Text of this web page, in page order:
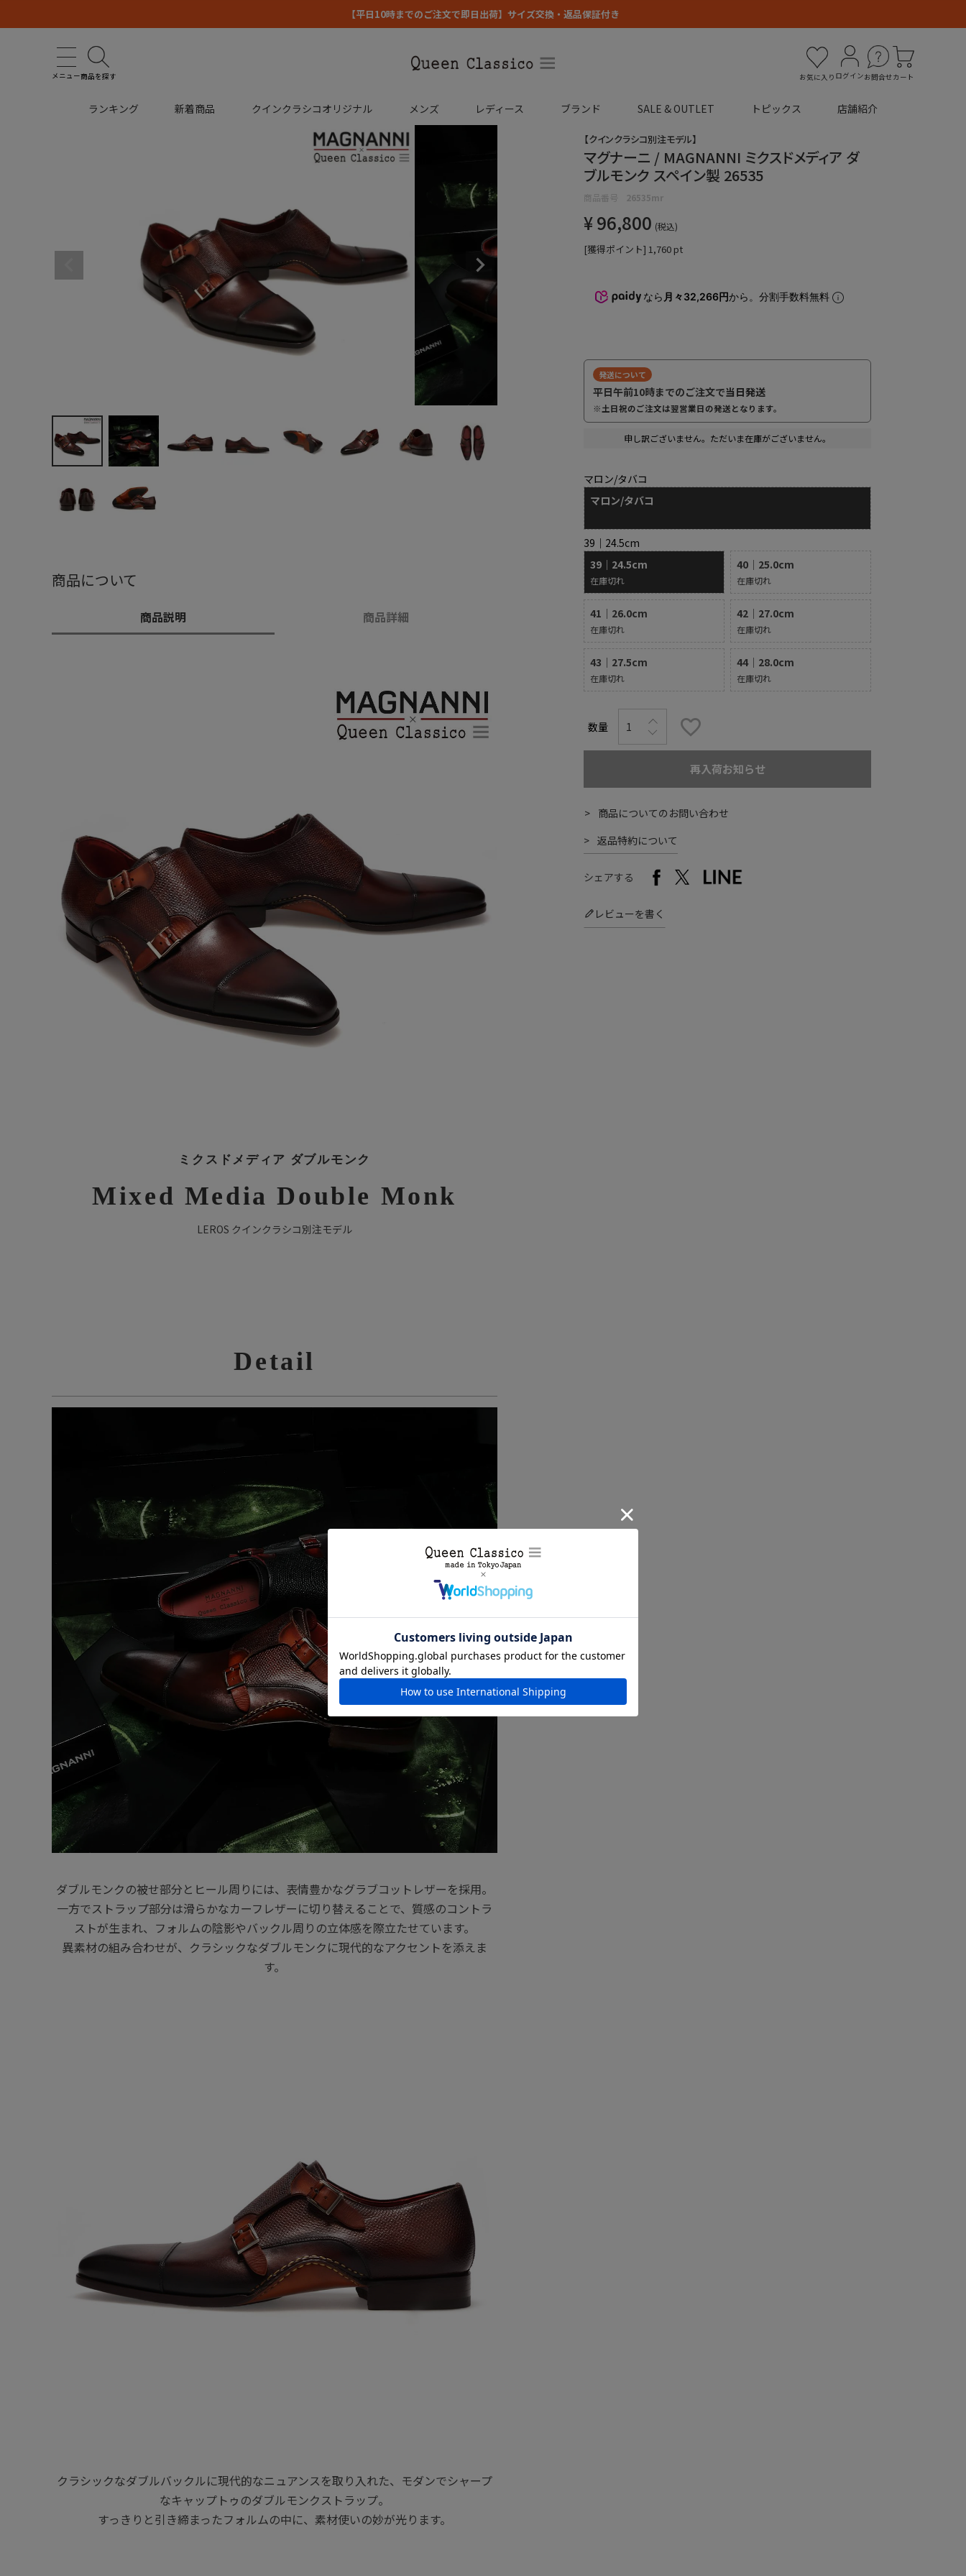
【平日10時までのご注文で即日出荷】サイズ交換・返品保証付き
メニュー商品を探す お気に入り ログインお問合せカート
ランキング 新着商品 クインクラシコオリジナル メンズ レディース ブランド SALE & OUTLET トピックス 店舗紹介
【クインクラシコ別注モデル】
マグナーニ / MAGNANNI ミクスドメディア ダ
ブルモンク スペイン製 26535
商品番号 26535mr
¥96,800 税込
[獲得ポイント] 1,760 pt
なら 月々32,266円から。分割手数料無料
発送について
平日午前10時までのご注文で当日発送
※土日祝のご注文は翌営業日の発送となります。
申し訳ございません。ただいま在庫がございません。
39｜24.5cm
39｜24.5cm
在庫切れ
40｜25.0cm
在庫切れ
41｜26.0cm
在庫切れ
42｜27.0cm
在庫切れ
43｜27.5cm
在庫切れ
44｜28.0cm
在庫切れ
マロン/タバコ
マロン/タバコ
再入荷お知らせ
商品についてのお問い合わせ
返品特約について
シェアする
レビューを書く
商品について
商品説明 商品詳細
ミクスドメディア ダブルモンク
Mixed Media Double Monk
LEROS クインクラシコ別注モデル
Detail
ダブルモンクの被せ部分とヒール周りには、表情豊かなグラブコットレザーを採用。
一方でストラップ部分は滑らかなカーフレザーに切り替えることで、質感のコントラ
ストが生まれ、フォルムの陰影やバックル周りの立体感を際立たせています。
異素材の組み合わせが、クラシックなダブルモンクに現代的なアクセントを添えま
す。
クラシックなダブルバックルに現代的なニュアンスを取り入れた、モダンでシャープ
なキャップトゥのダブルモンクストラップ。
すっきりと引き締まったフォルムの中に、素材使いの妙が光ります。